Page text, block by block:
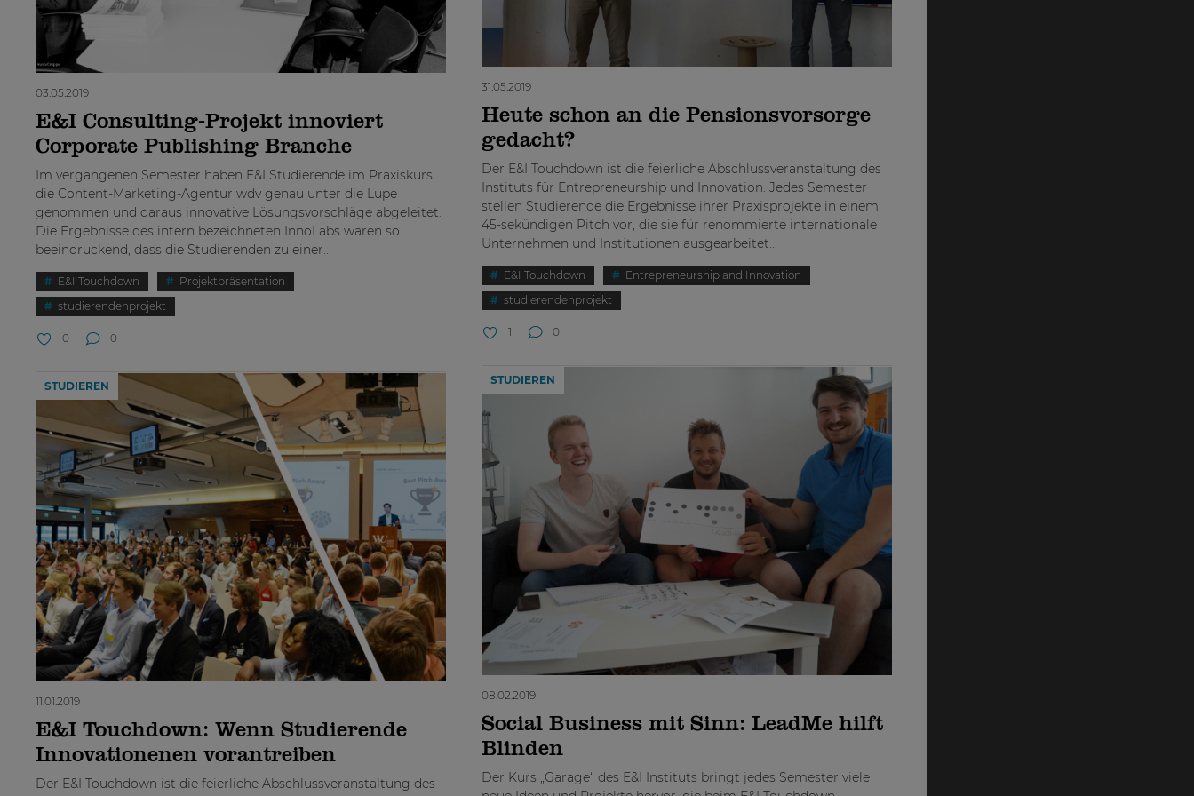
31.05.2019
Heute schon an die Pensionsvorsorge
gedacht?
Der E&I Touchdown ist die feierliche Abschlussveranstaltung des
Instituts für Entrepreneurship und Innovation. Jedes Semester
stellen Studierende die Ergebnisse ihrer Praxisprojekte in einem
45-sekündigen Pitch vor, die sie für renommierte internationale
Unternehmen und Institutionen ausgearbeitet...
E&I Touchdown
Entrepreneurship and Innovation
studierendenprojekt
1 0
03.05.2019
E&I Consulting-Projekt innoviert
Corporate Publishing Branche
Im vergangenen Semester haben E&I Studierende im Praxiskurs
die Content-Marketing-Agentur wdv genau unter die Lupe
genommen und daraus innovative Lösungsvorschläge abgeleitet.
Die Ergebnisse des intern bezeichneten InnoLabs waren so
beeindruckend, dass die Studierenden zu einer...
E&I Touchdown
Projektpräsentation
studierendenprojekt
0 0
STUDIEREN
08.02.2019
Social Business mit Sinn: LeadMe hilft
Blinden
Der Kurs „Garage“ des E&I Instituts bringt jedes Semester viele
STUDIEREN
11.01.2019
E&I Touchdown: Wenn Studierende
Innovationenen vorantreiben
Der E&I Touchdown ist die feierliche Abschlussveranstaltung des